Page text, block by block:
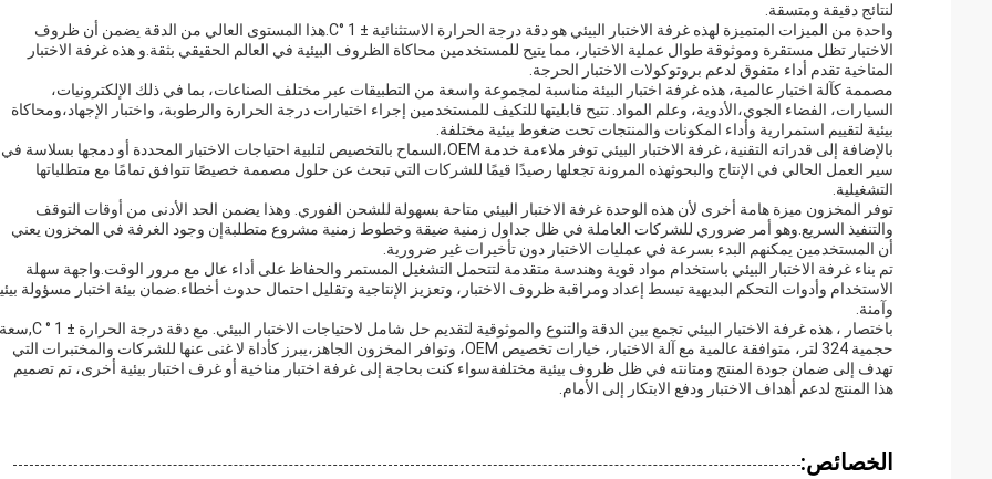
لنتائج دقيقة ومتسقة.
واحدة من الميزات المتميزة لهذه غرفة الاختبار البيئي هو دقة درجة الحرارة الاستثنائية ± 1 °C.هذا المستوى العالي من الدقة يضمن أن ظروف
الاختبار تظل مستقرة وموثوقة طوال عملية الاختبار، مما يتيح للمستخدمين محاكاة الظروف البيئية في العالم الحقيقي بثقة.و هذه غرفة الاختبار
المناخية تقدم أداء متفوق لدعم بروتوكولات الاختبار الحرجة.
مصممة كآلة اختبار عالمية، هذه غرفة اختبار البيئة مناسبة لمجموعة واسعة من التطبيقات عبر مختلف الصناعات، بما في ذلك الإلكترونيات،
السيارات، الفضاء الجوي،الأدوية، وعلم المواد. تتيح قابليتها للتكيف للمستخدمين إجراء اختبارات درجة الحرارة والرطوبة، واختبار الإجهاد،ومحاكاة
بيئية لتقييم استمرارية وأداء المكونات والمنتجات تحت ضغوط بيئية مختلفة.
بالإضافة إلى قدراته التقنية، غرفة الاختبار البيئي توفر ملاءمة خدمة OEM،السماح بالتخصيص لتلبية احتياجات الاختبار المحددة أو دمجها بسلاسة في
سير العمل الحالي في الإنتاج والبحوثهذه المرونة تجعلها رصيدًا قيمًا للشركات التي تبحث عن حلول مصممة خصيصًا تتوافق تمامًا مع متطلباتها
التشغيلية.
توفر المخزون ميزة هامة أخرى لأن هذه الوحدة غرفة الاختبار البيئي متاحة بسهولة للشحن الفوري. وهذا يضمن الحد الأدنى من أوقات التوقف
والتنفيذ السريع.وهو أمر ضروري للشركات العاملة في ظل جداول زمنية ضيقة وخطوط زمنية مشروع متطلبةإن وجود الغرفة في المخزون يعني
أن المستخدمين يمكنهم البدء بسرعة في عمليات الاختبار دون تأخيرات غير ضرورية.
تم بناء غرفة الاختبار البيئي باستخدام مواد قوية وهندسة متقدمة لتتحمل التشغيل المستمر والحفاظ على أداء عال مع مرور الوقت.واجهة سهلة
الاستخدام وأدوات التحكم البديهية تبسط إعداد ومراقبة ظروف الاختبار، وتعزيز الإنتاجية وتقليل احتمال حدوث أخطاء.ضمان بيئة اختبار مسؤولة
وآمنة.
باختصار ، هذه غرفة الاختبار البيئي تجمع بين الدقة والتنوع والموثوقية لتقديم حل شامل لاحتياجات الاختبار البيئي. مع دقة درجة الحرارة ± 1 ° C,سعة
حجمية 324 لتر، متوافقة عالمية مع آلة الاختبار، خيارات تخصيص OEM، وتوافر المخزون الجاهز،يبرز كأداة لا غنى عنها للشركات والمختبرات التي
تهدف إلى ضمان جودة المنتج ومتانته في ظل ظروف بيئية مختلفةسواء كنت بحاجة إلى غرفة اختبار مناخية أو غرف اختبار بيئية أخرى، تم تصميم
هذا المنتج لدعم أهداف الاختبار ودفع الابتكار إلى الأمام.
الخصائص: